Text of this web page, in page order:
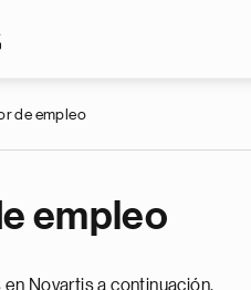
de empleo
empleo
Novartis a continuación.